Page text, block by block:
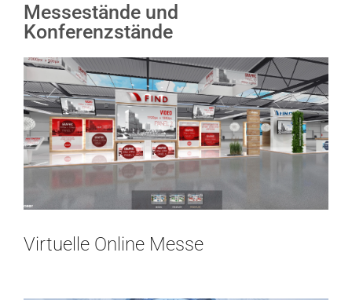
Messestände und
Konferenzstände
Virtuelle Online Messe